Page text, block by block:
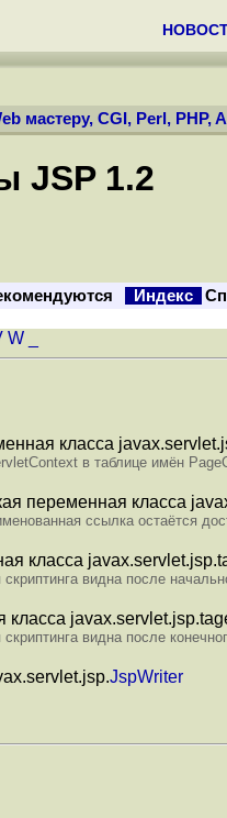
мастеру, CGI, Perl, PHP,
JSP 1.2
Индекс
W
класса
в таблице имён
переменная класса
ссылка остаётся
класса
видна после
класса
видна после
JspWriter